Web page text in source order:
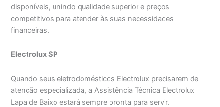
disponíveis, unindo qualidade superior e preços
competitivos para atender às suas necessidades
financeiras.
Electrolux SP
Quando seus eletrodomésticos Electrolux precisarem de
atenção especializada, a Assistência Técnica Electrolux
Lapa de Baixo estará sempre pronta para servir.